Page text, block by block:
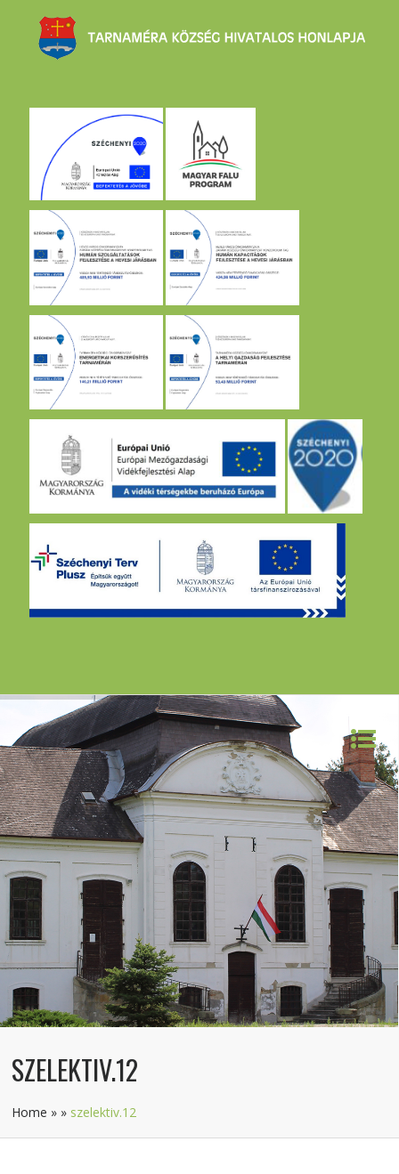
SZELEKTIV.12
Home » » szelektiv.12